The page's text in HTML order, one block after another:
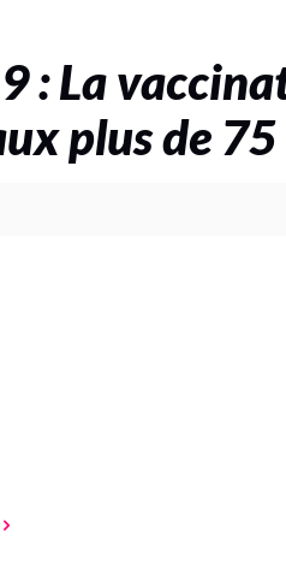
: La
plus de 75